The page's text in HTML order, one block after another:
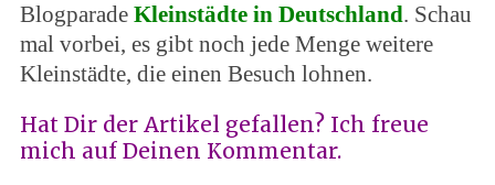
Blogparade Kleinstädte in Deutschland. Schau
mal vorbei, es gibt noch jede Menge weitere
Kleinstädte, die einen Besuch lohnen.
Hat Dir der Artikel gefallen? Ich freue
mich auf Deinen Kommentar.